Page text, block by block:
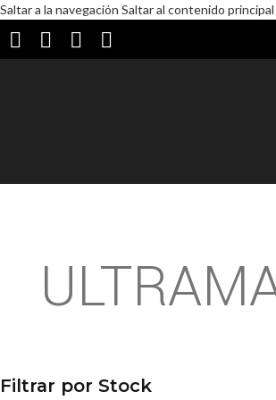
Saltar a la navegación Saltar al contenido principal
Filtrar por Stock